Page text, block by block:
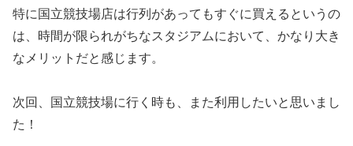
特に国立競技場店は行列があってもすぐに買えるというの
は、時間が限られがちなスタジアムにおいて、かなり大き
なメリットだと感じます。
次回、国立競技場に行く時も、また利用したいと思いまし
た！